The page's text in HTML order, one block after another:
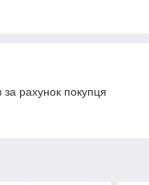
рахунок покупця